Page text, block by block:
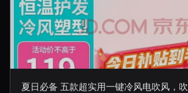
夏日必备 五款超实用一键冷风电吹风，